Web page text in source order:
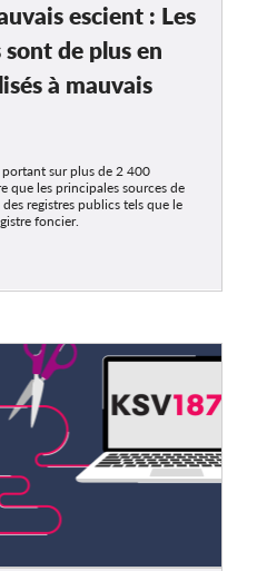
escient : Les
de plus en
à mauvais
sur plus de 2 400
que les principales sources de
registres publics tels que le
foncier.